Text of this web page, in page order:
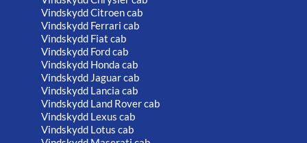
Vindskydd Citroen cab
Vindskydd Ferrari cab
Vindskydd Fiat cab
Vindskydd Ford cab
Vindskydd Honda cab
Vindskydd Jaguar cab
Vindskydd Lancia cab
Vindskydd Land Rover cab
Vindskydd Lexus cab
Vindskydd Lotus cab